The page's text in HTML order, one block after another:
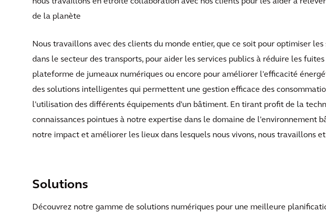
de la planète
Nous travaillons avec des clients du monde entier, que ce soit pour optimiser
dans le secteur des transports, pour aider les services publics à réduire les
plateforme de jumeaux numériques ou encore pour améliorer l'efficacité
des solutions intelligentes qui permettent une gestion efficace des
l'utilisation des différents équipements d'un bâtiment. En tirant profit de la
connaissances pointues à notre expertise dans le domaine de l'environnement
notre impact et améliorer les lieux dans lesquels nous vivons, nous travaillons
Solutions
Découvrez notre gamme de solutions numériques pour une meilleure